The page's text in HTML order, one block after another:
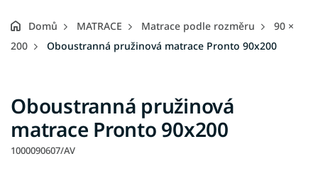
Domů MATRACE Matrace podle rozměru
90 ×
200
Oboustranná pružinová matrace Pronto 90x200
Oboustranná pružinová
matrace Pronto 90x200
1000090607/AV